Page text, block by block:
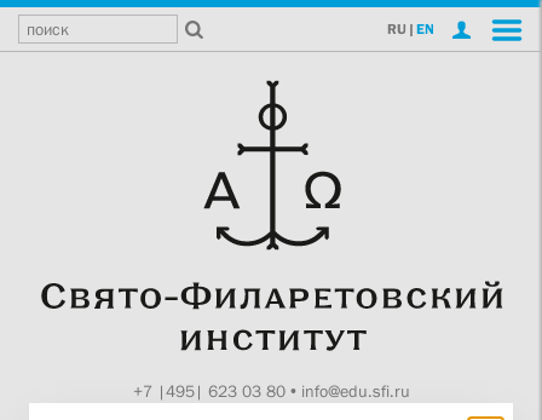
RU | EN
+7 |495| 623 03 80• info@edu.sfi.ru